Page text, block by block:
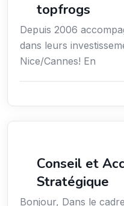
topfrogs
Depuis 2006
dans leurs
Nice/Cannes! En
Conseil et
Stratégique
Bonjour, Dans le